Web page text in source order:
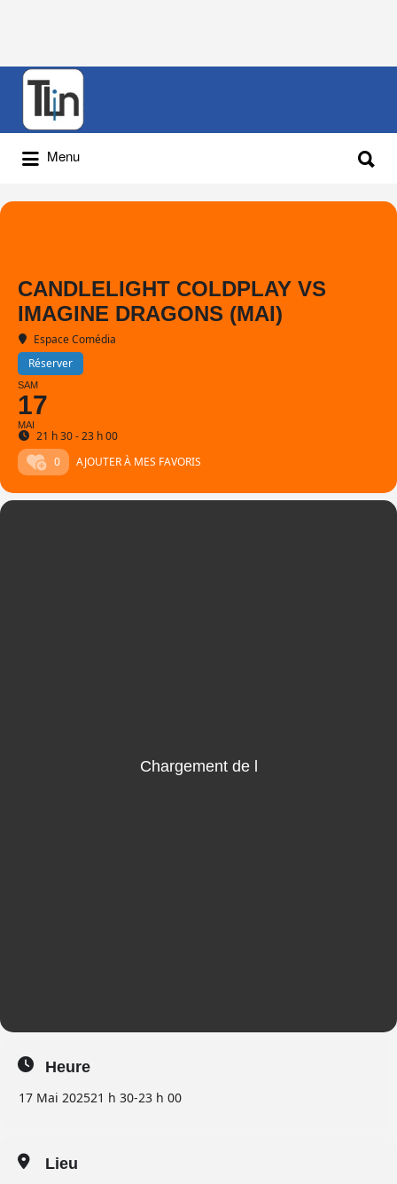
Rechercher
Menu
CANDLELIGHT COLDPLAY VS
IMAGINE DRAGONS (MAI)
Espace Comédia
Réserver
SAM
17
MAI
21 h 30 - 23 h 00
0
AJOUTER À MES FAVORIS
Heure
17 Mai 202521 h 30-23 h 00
Lieu